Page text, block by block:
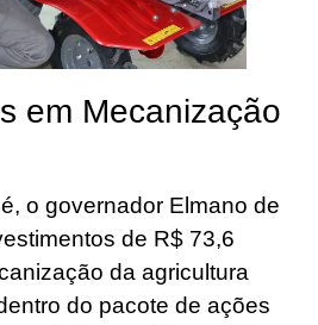
em Mecanização
o governador Elmano de
de R$ 73,6
da agricultura
do pacote de ações